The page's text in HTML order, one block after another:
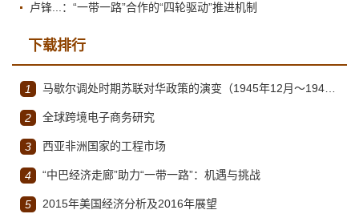
卢锋...：“一带一路”合作的“四轮驱动”推进机制
下载排行
1 马歇尔调处时期苏联对华政策的演变（1945年12月～1947年1月）
2 全球跨境电子商务研究
3 西亚非洲国家的工程市场
4 “中巴经济走廊”助力“一带一路”：机遇与挑战
5 2015年美国经济分析及2016年展望